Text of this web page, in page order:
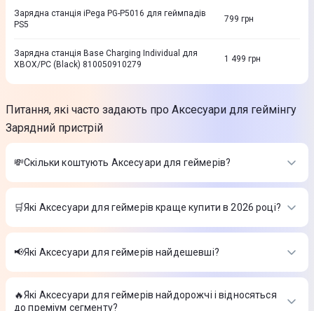
Зарядна станція iPega PG-P5016 для геймпадів
PS5
799 грн
Зарядна станція Base Charging Individual для
XBOX/PC (Black) 810050910279
1 499 грн
Питання, які часто задають про Аксесуари для геймінгу
Зарядний пристрій
💸Скільки коштують Аксесуари для геймерів?
Вартість товарів в категорії Аксесуари для геймерів в
інтернет-магазині Цитрус
1 399 ₴
Геймерський рукав DIABLO IV Lilith's Blood Petals (Діабло) M
749 ₴
Геймерський рукав WORLD OF TANKS Gaming Arm Sleeve
🛒Які Аксесуари для геймерів краще купити в 2026 році?
Найкращі Аксесуари для геймерів в 2026 році на думку
інтернет-магазину Цитрус
1 399 ₴
Геймерський рукав DIABLO IV Lilith's Blood Petals (Діабло) M
Black- 749 ₴
📢Які Аксесуари для геймерів найдешевші?
На сьогодні найдешевші Аксесуари для геймерів
Зарядна станція для геймпада DualSense for Sony PS5
🔥Які Аксесуари для геймерів найдорожчі і відносяться
до преміум сегменту?